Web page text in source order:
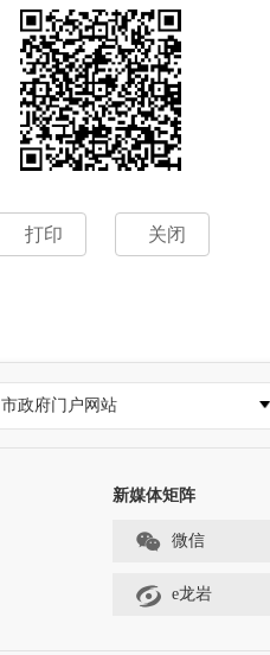
打印 关闭
市政府门户网站
新媒体矩阵
微信
e龙岩